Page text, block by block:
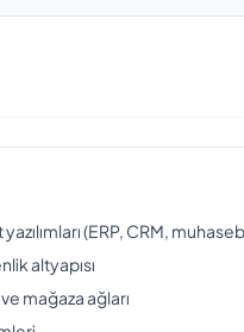
(ERP, CRM,
altyapısı
mağaza ağları